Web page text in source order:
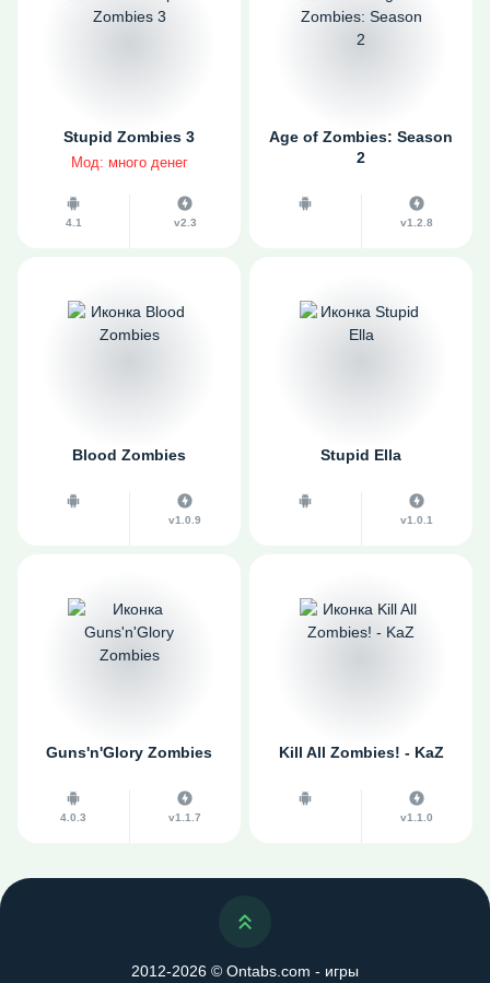
Stupid Zombies 3
Мод: много денег
4.1 v2.3
Age of Zombies: Season
2
v1.2.8
Blood Zombies
v1.0.9
Stupid Ella
v1.0.1
Guns'n'Glory Zombies
4.0.3 v1.1.7
Kill All Zombies! - KaZ
v1.1.0
Наверх
2012-2026 © Ontabs.com - игры